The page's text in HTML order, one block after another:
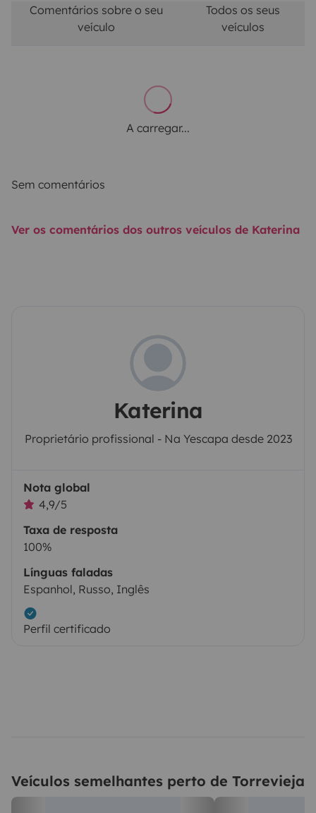
Comentários sobre o seu
veículo
Todos os seus
veículos
A carregar...
Sem comentários
Ver os comentários dos outros veículos de Katerina
Katerina
Proprietário profissional - Na Yescapa desde 2023
Nota global
4,9/5
Taxa de resposta
100%
Línguas faladas
Espanhol, Russo, Inglês
Perfil certificado
Veículos semelhantes perto de Torrevieja